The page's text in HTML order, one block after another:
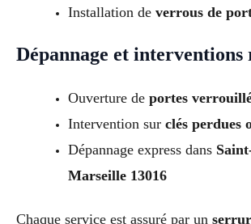
Installation de verrous de
Dépannage et interventions
Ouverture de portes
Intervention sur clés perdues
Dépannage express dans
Marseille 13016
Chaque service est assuré par un